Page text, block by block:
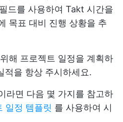
드를 사용하여 Takt 시간을
목표 대비 진행 상황을 추
해 프로젝트 일정을 계획하
적을 항상 주시하세요.
라면 다음 몇 가지를 참고하
일정 템플릿 를 사용하여 시